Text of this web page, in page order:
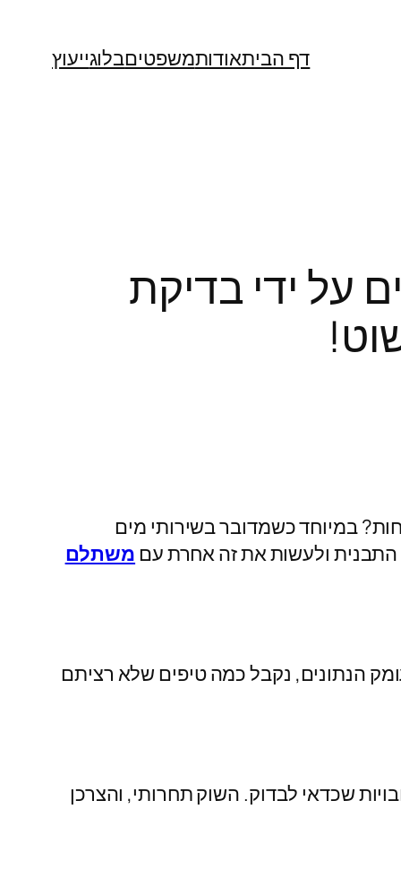
דף הביתאודותמשפטיםבלוגייעוץ
על ידי בדיקת
במיוחד כשמדובר בשירותי מים
ולעשות את זה אחרת עם משתלם
הנתונים, נקבל כמה טיפים שלא רציתם
שכדאי לבדוק. השוק תחרותי, והצרכן